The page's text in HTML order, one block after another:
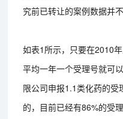
究前已转让的案例数据并不
如表1所示，只要在2010
平均一年一个受理号就可
限公司申报1.1类化药的
的，目前已经有86%的受